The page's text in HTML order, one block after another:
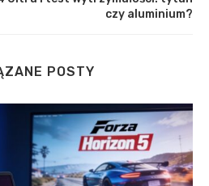
czy aluminium?
POSTY